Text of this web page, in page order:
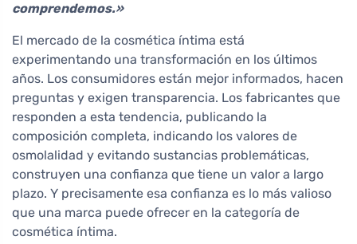
comprendemos.»
El mercado de la cosmética íntima está
experimentando una transformación en los últimos
años. Los consumidores están mejor informados, hacen
preguntas y exigen transparencia. Los fabricantes que
responden a esta tendencia, publicando la
composición completa, indicando los valores de
osmolalidad y evitando sustancias problemáticas,
construyen una confianza que tiene un valor a largo
plazo. Y precisamente esa confianza es lo más valioso
que una marca puede ofrecer en la categoría de
cosmética íntima.